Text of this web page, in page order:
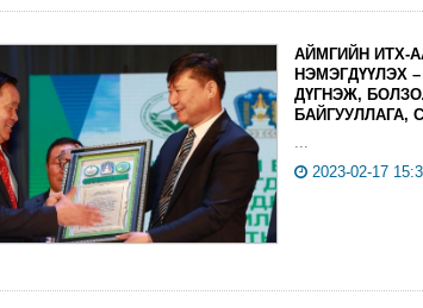
АЙМГИЙН ИТХ-
НЭМЭГДҮҮЛЭХ
ДҮГНЭЖ,
2023-02-17